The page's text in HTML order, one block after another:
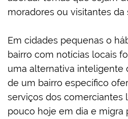
moradores ou visitantes da
Em cidades pequenas o
bairro com notícias locais
uma alternativa inteligente
de um bairro específico
serviços dos comerciantes
pouco hoje em dia e migra